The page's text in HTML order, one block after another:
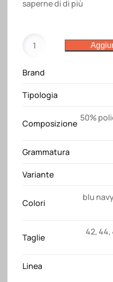
saperne di di più
Next
short
Payper
quantità
Brand
Tipologia
Composizione
50%
Grammatura
Variante
Colori
blu navy
Taglie
42,44,
Linea